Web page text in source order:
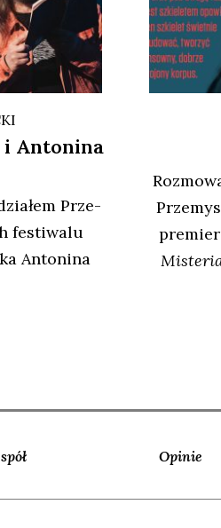
i Antonina
Prze­
festi­wa­lu
Anto­ni­na
Opinie